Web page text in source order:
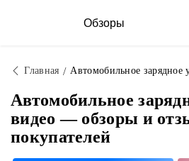
Обзоры
Главная Автомобильное зарядное
Автомобильное
видео — обзоры и
покупателей